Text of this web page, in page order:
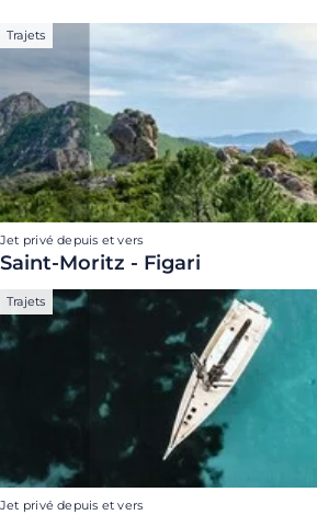
Trajets
Jet privé depuis et vers
Saint-Moritz - Figari
Trajets
Jet privé depuis et vers